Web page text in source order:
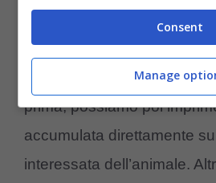
accorgimenti. Altri
l’energia può passare
Se
prima, possiamo poi
accumulata direttamente
interessata dell’animale.
Consent
Manage